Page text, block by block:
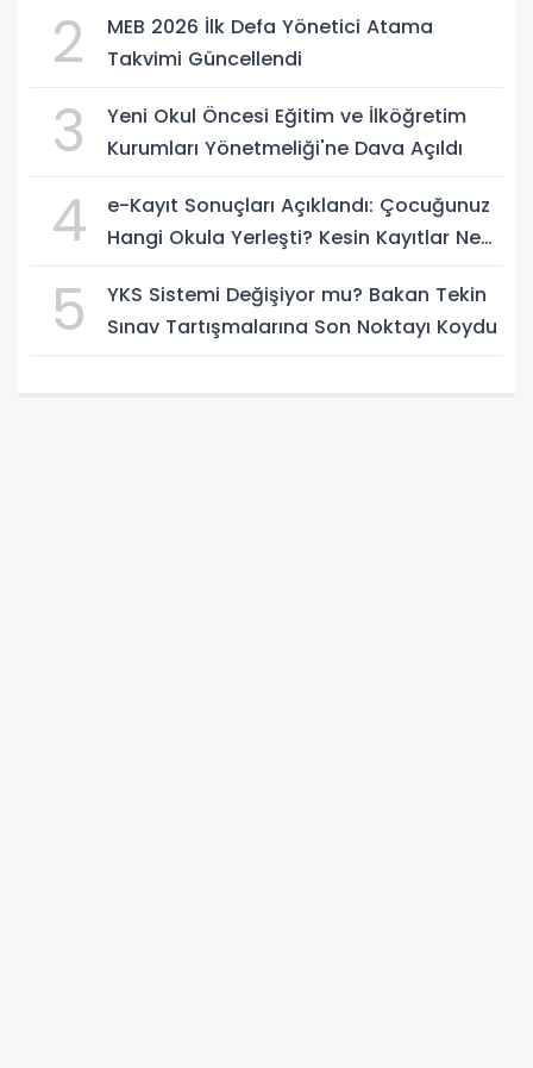
2
MEB 2026 İlk Defa Yönetici Atama
Takvimi Güncellendi
3
Yeni Okul Öncesi Eğitim ve İlköğretim
Kurumları Yönetmeliği'ne Dava Açıldı
4
e-Kayıt Sonuçları Açıklandı: Çocuğunuz
Hangi Okula Yerleşti? Kesin Kayıtlar Ne
5
YKS Sistemi Değişiyor mu? Bakan Tekin
Sınav Tartışmalarına Son Noktayı Koydu